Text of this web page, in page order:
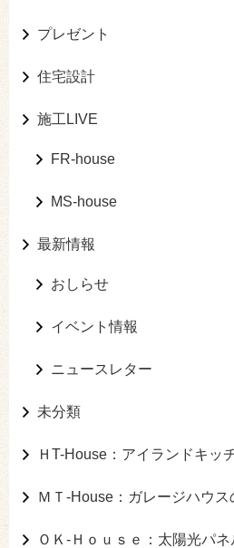
プレゼント
住宅設計
施工LIVE
FR-house
MS-house
最新情報
おしらせ
イベント情報
ニュースレター
未分類
ＨT-House：アイランドキッ
ＭＴ-House：ガレージハウス
ＯＫ-Ｈｏｕｓｅ：太陽光パ